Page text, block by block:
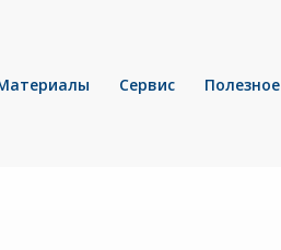
Сервис Полезное